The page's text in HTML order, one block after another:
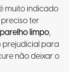
muito indicado
ter
limpo,
prejudicial para
não deixar o